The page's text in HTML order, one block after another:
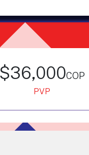
$36,000cop
PVP